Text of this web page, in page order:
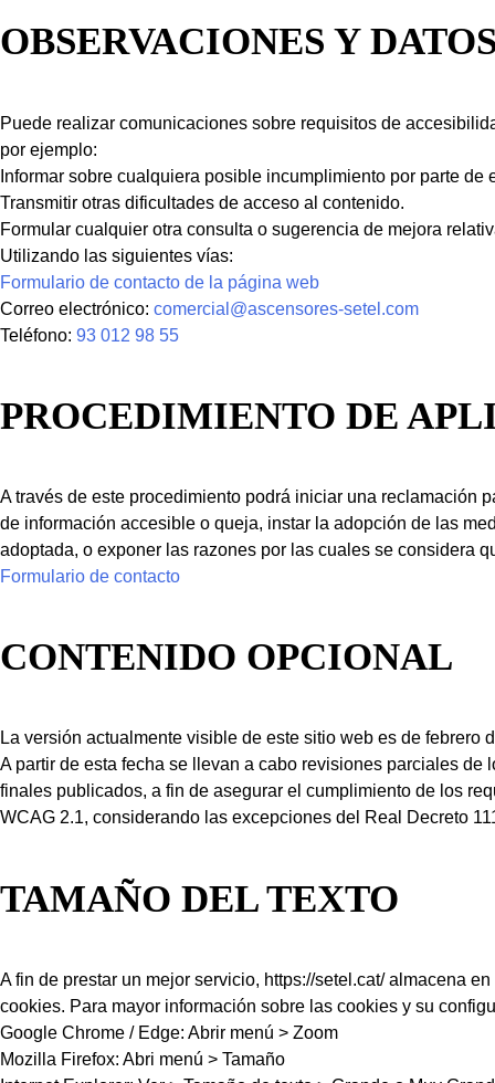
OBSERVACIONES Y
Puede realizar comunicaciones sobre requisitos de
por ejemplo:
Informar sobre cualquiera posible incumplimiento por parte de
Transmitir otras dificultades de acceso al contenido.
Formular cualquier otra consulta o sugerencia de mejora
Utilizando las siguientes vías:
Formulario de contacto de la página web
Correo electrónico: comercial@ascensores-setel.com
Teléfono: 93 012 98 55
PROCEDIMIENTO DE
A través de este procedimiento podrá iniciar una reclamación
de información accesible o queja, instar la adopción de las
adoptada, o exponer las razones por las cuales se considera
Formulario de contacto
CONTENIDO OPCIONAL
La versión actualmente visible de este sitio web es de febrero
A partir de esta fecha se llevan a cabo revisiones parciales
finales publicados, a fin de asegurar el cumplimiento de los
WCAG 2.1, considerando las excepciones del Real Decreto
TAMAÑO DEL TEXTO
A fin de prestar un mejor servicio, https://setel.cat/ almacena
cookies. Para mayor información sobre las cookies y su
Google Chrome / Edge: Abrir menú > Zoom
Mozilla Firefox: Abri menú > Tamaño